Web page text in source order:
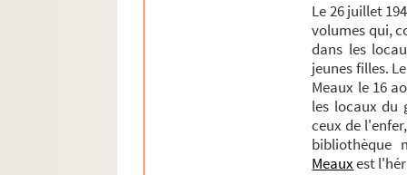
Le 26 juillet
volumes qui,
dans les
jeunes filles.
Meaux le 16
les locaux du
ceux de
bibliothèque
Meauxest